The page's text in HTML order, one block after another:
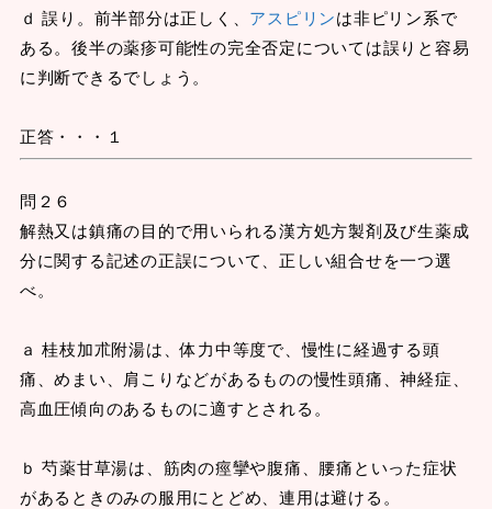
ｄ 誤り。前半部分は正しく、 アスピリンは非ピリン系で
ある。後半の薬疹可能性の完全否定については誤りと容易
に判断できるでしょう。
正答・・・１
問２６
解熱又は鎮痛の目的で用いられる漢方処方製剤及び生薬成
分に関する記述の正誤について、正しい組合せを一つ選
べ。
ａ 桂枝加朮附湯は、体力中等度で、慢性に経過する頭
痛、めまい、肩こりなどがあるものの慢性頭痛、神経症、
高血圧傾向のあるものに適すとされる。
ｂ 芍薬甘草湯は、筋肉の痙攣や腹痛、腰痛といった症状
があるときのみの服用にとどめ、連用は避ける。